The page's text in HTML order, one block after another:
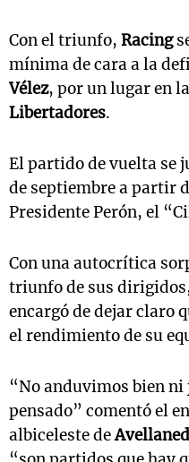
Con el triunfo, Racing
mínima de cara a la
Vélez, por un lugar en
Libertadores.
El partido de vuelta se
de septiembre a partir
Presidente Perón, el
Con una autocrítica
triunfo de sus
encargó de dejar claro
el rendimiento de su
“No anduvimos bien
pensado” comentó el
albiceleste de